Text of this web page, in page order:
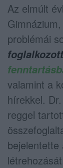
Az elmúlt
problémái
foglalkozott
valamint a
hírekkel.
reggel
bejelentette